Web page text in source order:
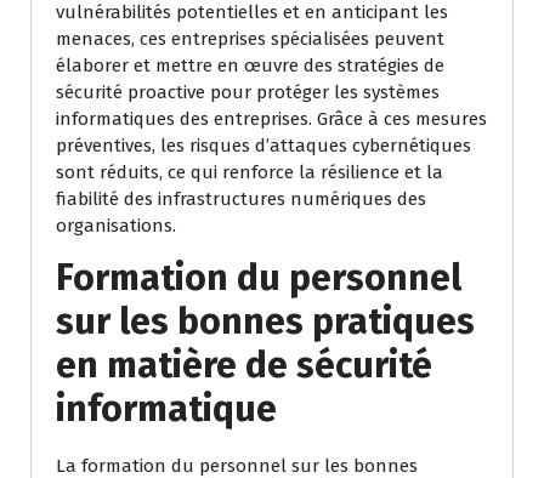
vulnérabilités potentielles et en anticipant les
menaces, ces entreprises spécialisées peuvent
élaborer et mettre en œuvre des stratégies de
sécurité proactive pour protéger les systèmes
informatiques des entreprises. Grâce à ces mesures
préventives, les risques d’attaques cybernétiques
sont réduits, ce qui renforce la résilience et la
fiabilité des infrastructures numériques des
organisations.
Formation du personnel
sur les bonnes pratiques
en matière de sécurité
informatique
La formation du personnel sur les bonnes